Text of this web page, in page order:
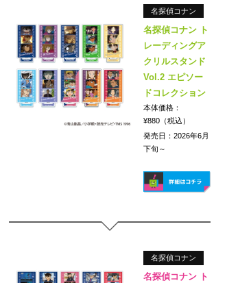
名探偵コナン
名探偵コナン ト
レーディングア
クリルスタンド
Vol.2 エピソー
ドコレクション
本体価格：
¥880（税込）
発売日：2026年6月
下旬～
名探偵コナン
名探偵コナン ト